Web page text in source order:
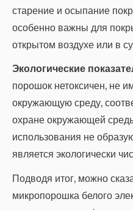
старение и осыпание
особенно важны для
открытом воздухе или в
Экологические
порошок нетоксичен, не
окружающую среду,
охране окружающей
использования не
является экологически
Подводя итог, можно
микропорошка белого